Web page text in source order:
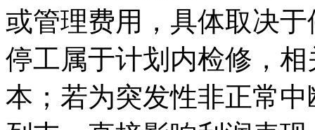
或管理费用，具体取决
停工属于计划内检修，
本；若为突发性非正常